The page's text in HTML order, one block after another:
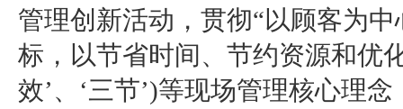
管理创新活动，贯彻“以顾客为
标，以节省时间、节约资源和优
效’、‘三节’)等现场管理核心理